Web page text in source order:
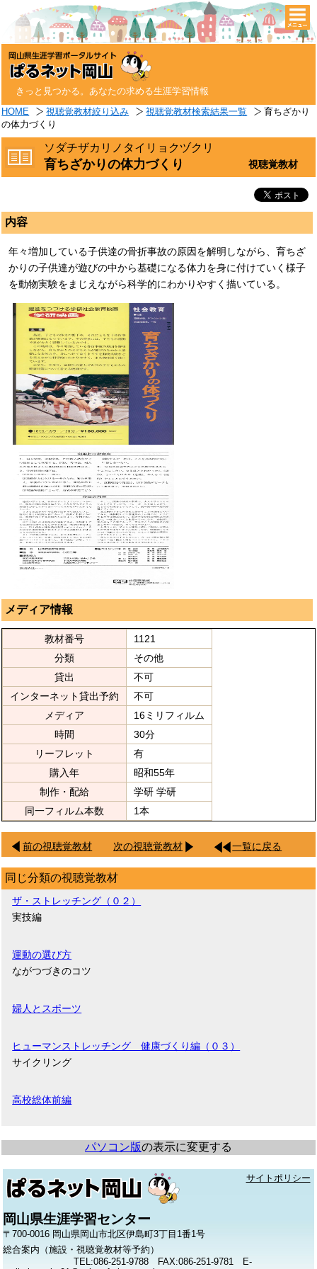
きっと見つかる。あなたの求める生涯学習情報
HOME 視聴覚教材絞り込み 視聴覚教材検索結果一覧
育ちざかり
の体力づくり
ソダチザカリノタイリョクヅクリ
育ちざかりの体力づくり 視聴覚教材
内容
年々増加している子供達の骨折事故の原因を解明しながら、育ちざ
かりの子供達が遊びの中から基礎になる体力を身に付けていく様子
を動物実験をまじえながら科学的にわかりやすく描いている。
メディア情報
教材番号
1121
分類
その他
貸出
不可
インターネット貸出予約
不可
メディア
16ミリフィルム
時間
30分
リーフレット
有
購入年
昭和55年
制作・配給
学研 学研
同一フィルム本数
1本
前の視聴覚教材 次の視聴覚教材 一覧に戻る
同じ分類の視聴覚教材
ザ・ストレッチング（０２）
実技編
運動の選び方
ながつづきのコツ
婦人とスポーツ
ヒューマンストレッチング 健康づくり編（０３）
サイクリング
高校総体前編
パソコン版の表示に変更する
サイトポリシー
岡山県生涯学習センター
〒700-0016 岡山県岡山市北区伊島町3丁目1番1号
総合案内（施設・視聴覚教材等予約）
TEL:086-251-9788 FAX:086-251-9781 E-